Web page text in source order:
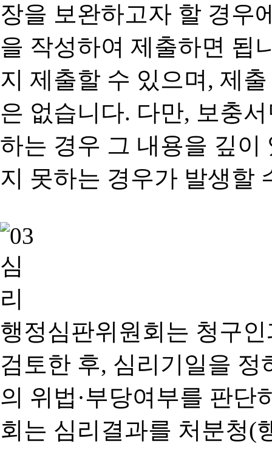
장을 보완하고자 할 경우
을 작성하여 제출하면 됩
지 제출할 수 있으며, 제
은 없습니다. 다만, 보충
하는 경우 그 내용을 깊이
지 못하는 경우가 발생할
행정심판위원회는 청구
검토한 후, 심리기일을 정
의 위법·부당여부를 판단
회는 심리결과를 처분청(